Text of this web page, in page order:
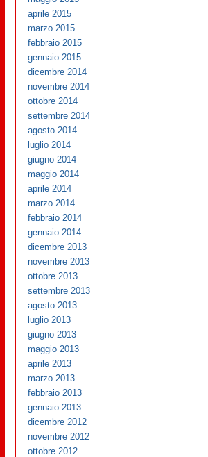
aprile 2015
marzo 2015
febbraio 2015
gennaio 2015
dicembre 2014
novembre 2014
ottobre 2014
settembre 2014
agosto 2014
luglio 2014
giugno 2014
maggio 2014
aprile 2014
marzo 2014
febbraio 2014
gennaio 2014
dicembre 2013
novembre 2013
ottobre 2013
settembre 2013
agosto 2013
luglio 2013
giugno 2013
maggio 2013
aprile 2013
marzo 2013
febbraio 2013
gennaio 2013
dicembre 2012
novembre 2012
ottobre 2012